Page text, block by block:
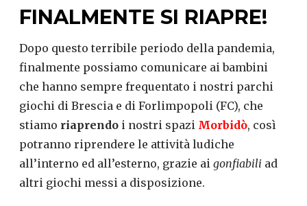
FINALMENTE SI RIAPRE!
Dopo questo terribile periodo della pandemia,
finalmente possiamo comunicare ai bambini
che hanno sempre frequentato i nostri parchi
giochi di Brescia e di Forlimpopoli (FC), che
stiamo riaprendo i nostri spazi Morbidò, così
potranno riprendere le attività ludiche
all’interno ed all’esterno, grazie ai gonfiabili ad
altri giochi messi a disposizione.